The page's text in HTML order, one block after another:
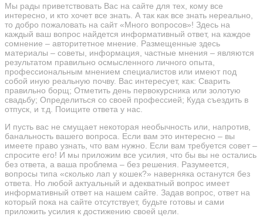
Мы рады приветствовать Вас на сайте для тех, кому все
интересно, и кто хочет все знать. А так как все знать нереально,
то добро пожаловать на сайт «Много вопросов»! Здесь на
каждый ваш вопрос найдется информативный ответ, на каждое
сомнение – авторитетное мнение. Размещенные здесь
материалы – советы, информация, частные мнения – являются
результатом правильно осмысленного личного опыта,
профессиональным мнением специалистов или имеют под
собой иную реальную почву. Вас интересует, как: Сварить
правильно борщ; Отметить день первокурсника или золотую
свадьбу; Определиться со своей профессией; Куда съездить в
отпуск, и т.д. Поищите ответа у нас.
И пусть вас не смущает некоторая необычность или, напротив,
банальность вашего вопроса. Если вам это интересно – вы
имеете право узнать, что вам нужно. Если вам требуется совет –
спросите его! И мы приложим все усилия, что бы вы не остались
без ответа, а ваша проблема – без решения. Разумеется,
вопросы типа «сколько лап у кошек?» наверняка останутся без
ответа. Но любой актуальный и адекватный вопрос имеет
информативный ответ на нашем сайте. Задав вопрос, ответ на
который пока на сайте отсутствует, будьте готовы и сами
приложить усилия к достижению своей цели.